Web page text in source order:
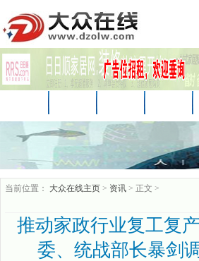
企业 游戏
当前位置： 大众在线主页 > 资讯 > 正文 >
推动家政行业复工复
委、统战部长暴剑